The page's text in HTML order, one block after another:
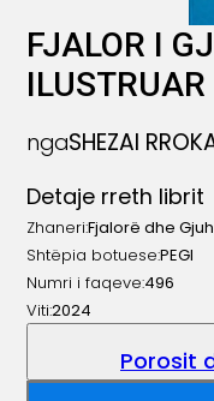
FJALOR I
ILUSTRUAR
ngaSHEZAI
Detaje rreth librit
Zhaneri:Fjalorë dhe
Shtëpia botuese:PEGI
Numri i faqeve:496
Viti:2024
Porosit